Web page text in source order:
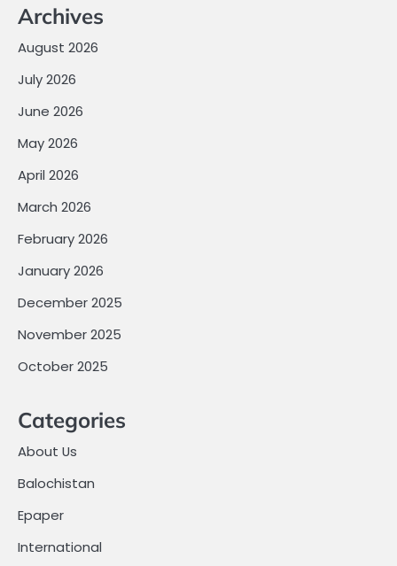
Archives
August 2026
July 2026
June 2026
May 2026
April 2026
March 2026
February 2026
January 2026
December 2025
November 2025
October 2025
Categories
About Us
Balochistan
Epaper
International